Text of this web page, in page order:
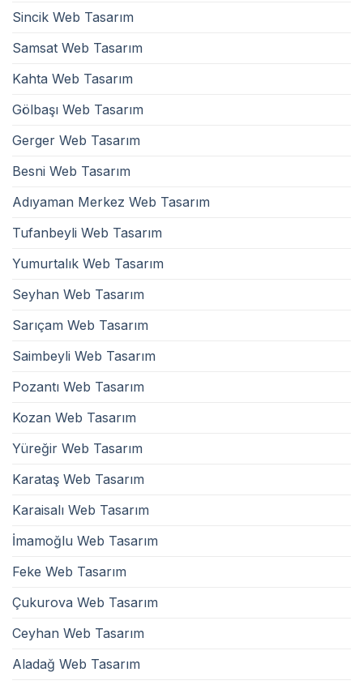
Sincik Web Tasarım
Samsat Web Tasarım
Kahta Web Tasarım
Gölbaşı Web Tasarım
Gerger Web Tasarım
Besni Web Tasarım
Adıyaman Merkez Web Tasarım
Tufanbeyli Web Tasarım
Yumurtalık Web Tasarım
Seyhan Web Tasarım
Sarıçam Web Tasarım
Saimbeyli Web Tasarım
Pozantı Web Tasarım
Kozan Web Tasarım
Yüreğir Web Tasarım
Karataş Web Tasarım
Karaisalı Web Tasarım
İmamoğlu Web Tasarım
Feke Web Tasarım
Çukurova Web Tasarım
Ceyhan Web Tasarım
Aladağ Web Tasarım